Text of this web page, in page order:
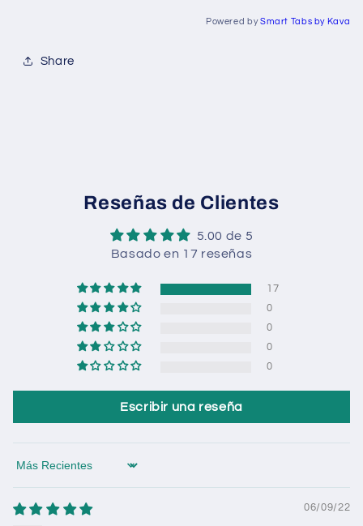
Powered bySmart Tabs by Kava
Share
Reseñas de Clientes
5.00 de 5
Basado en 17 reseñas
17
0
0
0
0
Escribir una reseña
Sort by
06/09/22